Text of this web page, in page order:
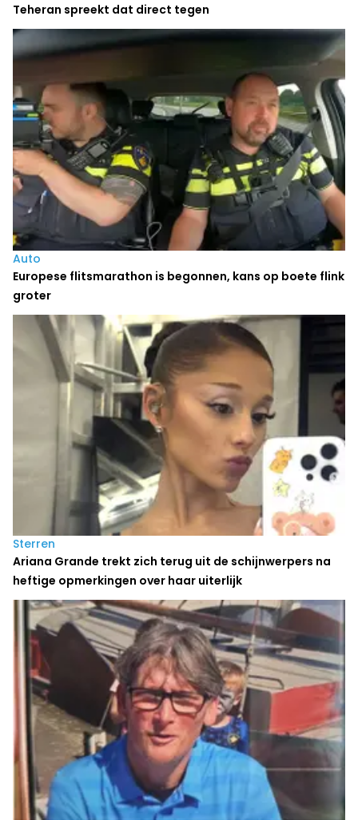
Teheran spreekt dat direct tegen
Auto
Europese flitsmarathon is begonnen, kans op boete flink
groter
Sterren
Ariana Grande trekt zich terug uit de schijnwerpers na
heftige opmerkingen over haar uiterlijk